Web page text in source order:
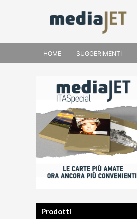
HOME SUGGERIMENTI
Prodotti